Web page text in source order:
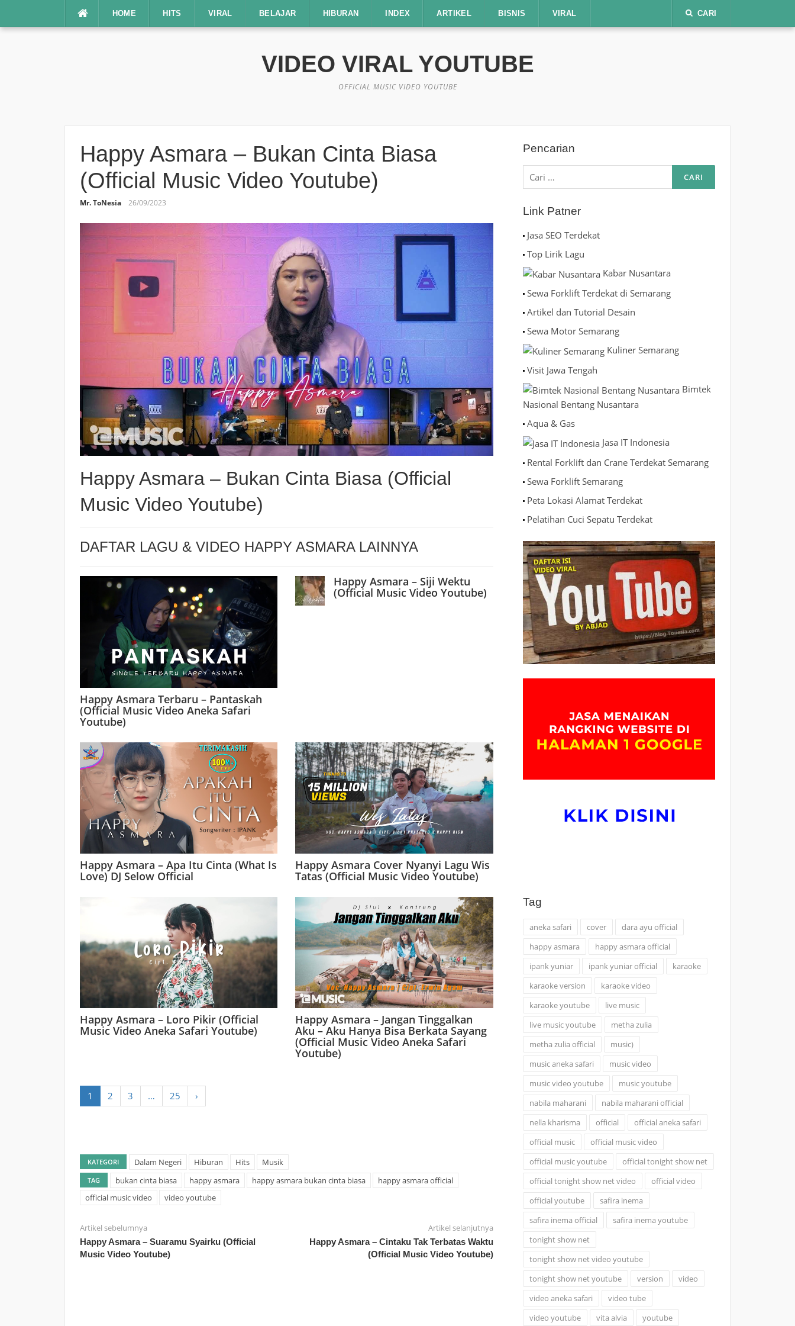
HOME HITS VIRAL BELAJAR HIBURAN INDEX ARTIKEL BISNIS VIRAL CARI
VIDEO VIRAL YOUTUBE
OFFICIAL MUSIC VIDEO YOUTUBE
Happy Asmara – Bukan Cinta Biasa
(Official Music Video Youtube)
Mr. ToNesia 26/09/2023
Happy Asmara – Bukan Cinta Biasa (Official
Music Video Youtube)
DAFTAR LAGU & VIDEO HAPPY ASMARA LAINNYA
Happy Asmara Terbaru – Pantaskah
(Official Music Video Aneka Safari
Youtube)
Happy Asmara – Siji Wektu
(Official Music Video Youtube)
Happy Asmara – Apa Itu Cinta (What Is
Love) DJ Selow Official
Happy Asmara Cover Nyanyi Lagu Wis
Tatas (Official Music Video Youtube)
Happy Asmara – Loro Pikir (Official
Music Video Aneka Safari Youtube)
Happy Asmara – Jangan Tinggalkan
Aku – Aku Hanya Bisa Berkata Sayang
(Official Music Video Aneka Safari
Youtube)
1 2 3 … 25 ›
KATEGORI Dalam Negeri Hiburan Hits Musik
TAG bukan cinta biasa happy asmara happy asmara bukan cinta biasa
happy asmara official
official music video
video youtube
Artikel sebelumnya
Happy Asmara – Suaramu Syairku (Official
Music Video Youtube)
Artikel selanjutnya
Happy Asmara – Cintaku Tak Terbatas Waktu
(Official Music Video Youtube)
Pencarian
Cari
untuk:
Link Patner
Jasa SEO Terdekat
Top Lirik Lagu
Kabar Nusantara
Sewa Forklift Terdekat di Semarang
Artikel dan Tutorial Desain
Sewa Motor Semarang
Kuliner Semarang
Visit Jawa Tengah
Bimtek
Nasional Bentang Nusantara
Aqua & Gas
Jasa IT Indonesia
Rental Forklift dan Crane Terdekat Semarang
Sewa Forklift Semarang
Peta Lokasi Alamat Terdekat
Pelatihan Cuci Sepatu Terdekat
Tag
aneka safari cover
dara ayu official
happy asmara
happy asmara official
ipank yuniar
ipank yuniar official
karaoke
karaoke version
karaoke video
karaoke youtube
live music
live music youtube
metha zulia
metha zulia official
music)
music aneka safari
music video
music video youtube
music youtube
nabila maharani
nabila maharani official
nella kharisma
official
official aneka safari
official music
official music video
official music youtube
official tonight show net
official tonight show net video
official video
official youtube
safira inema
safira inema official
safira inema youtube
tonight show net
tonight show net video youtube
tonight show net youtube
version
video
video aneka safari
video tube
video youtube
vita alvia youtube